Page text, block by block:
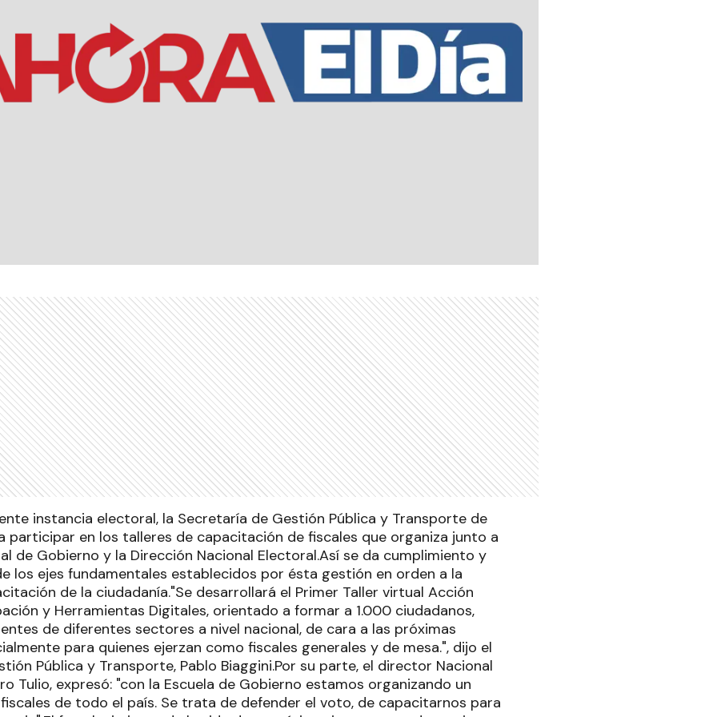
instancia electoral, la Secretaría de Gestión Pública y Transporte de
participar en los talleres de capacitación de fiscales que organiza junto a
de Gobierno y la Dirección Nacional Electoral.Así se da cumplimiento y
los ejes fundamentales establecidos por ésta gestión en orden a la
de la ciudadanía."Se desarrollará el Primer Taller virtual Acción
y Herramientas Digitales, orientado a formar a 1.000 ciudadanos,
de diferentes sectores a nivel nacional, de cara a las próximas
para quienes ejerzan como fiscales generales y de mesa.", dijo el
Pública y Transporte, Pablo Biaggini.Por su parte, el director Nacional
Tulio, expresó: "con la Escuela de Gobierno estamos organizando un
de todo el país. Se trata de defender el voto, de capacitarnos para